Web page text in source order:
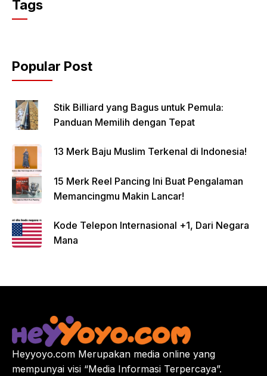
Tags
Popular Post
Stik Billiard yang Bagus untuk Pemula:
Panduan Memilih dengan Tepat
13 Merk Baju Muslim Terkenal di Indonesia!
15 Merk Reel Pancing Ini Buat Pengalaman
Memancingmu Makin Lancar!
Kode Telepon Internasional +1, Dari Negara
Mana
Heyyoyo.com Merupakan media online yang
mempunyai visi “Media Informasi Terpercaya”.